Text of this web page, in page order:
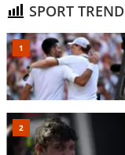
SPORT TREND